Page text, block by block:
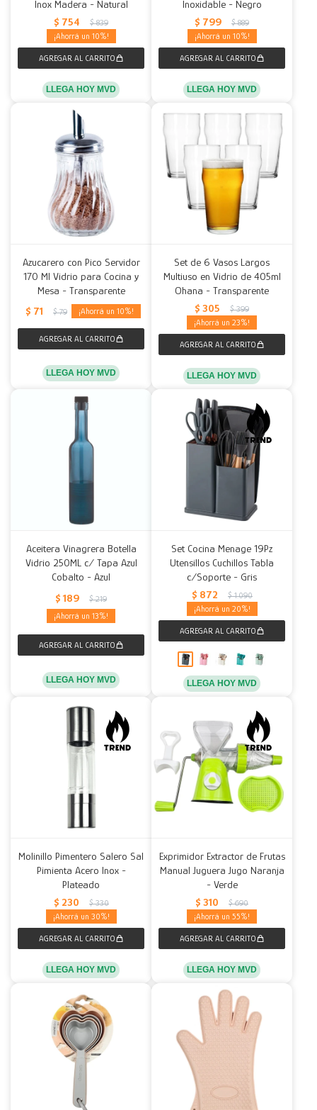
Inox Madera - Natural
$ 754 $ 839
10
LLEGA HOY MVD
Inoxidable - Negro
$ 799 $ 889
10
LLEGA HOY MVD
Azucarero con Pico Servidor
170 Ml Vidrio para Cocina y
Mesa - Transparente
$ 71 $ 79 10
LLEGA HOY MVD
Set de 6 Vasos Largos
Multiuso en Vidrio de 405ml
Ohana - Transparente
$ 305 $ 399
23
LLEGA HOY MVD
Aceitera Vinagrera Botella
Vidrio 250ML c/ Tapa Azul
Cobalto - Azul
$ 189 $ 219
13
LLEGA HOY MVD
Set Cocina Menage 19Pz
Utensillos Cuchillos Tabla
c/Soporte - Gris
$ 872 $ 1.090
20
LLEGA HOY MVD
Molinillo Pimentero Salero Sal
Pimienta Acero Inox -
Plateado
$ 230 $ 330
30
LLEGA HOY MVD
Exprimidor Extractor de Frutas
Manual Juguera Jugo Naranja
- Verde
$ 310 $ 690
55
LLEGA HOY MVD